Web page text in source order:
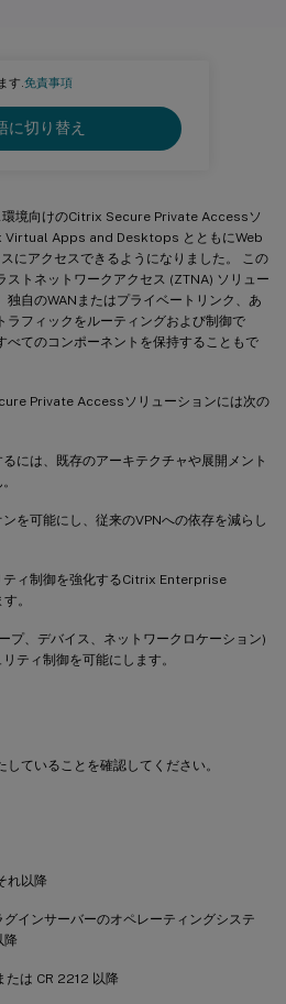
す.免責事項
に切り替え
境向けのCitrix Secure Private Accessソ
Virtual Apps and Desktops とともにWeb
にアクセスできるようになりました。 この
ストネットワークアクセス (ZTNA) ソリュー
独自のWANまたはプライベートリンク、あ
ラフィックをルーティングおよび制御で
べてのコンポーネントを保持することもで
Private Accessソリューションには次の
には、既存のアーキテクチャや展開メント
を可能にし、従来のVPNへの依存を減らし
ティ制御を強化するCitrix Enterprise
。
プ、デバイス、ネットワークロケーション)
ティ制御を可能にします。
ていることを確認してください。
れ以降
インサーバーのオペレーティングシステ
降
は CR 2212 以降